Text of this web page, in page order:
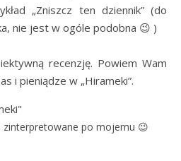
„Zniszcz ten dziennik” (do
nie jest w ogóle podobna 😉 )
recenzję. Powiem Wam
i pieniądze w „Hirameki”.
po mojemu 😉